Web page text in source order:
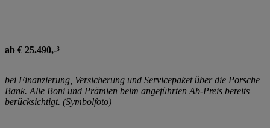
ab € 25.490,-³
bei Finanzierung, Versicherung und Servicepaket über die Porsche
Bank. Alle Boni und Prämien beim angeführten Ab-Preis bereits
berücksichtigt. (Symbolfoto)